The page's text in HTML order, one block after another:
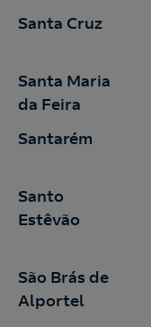
Santa Cruz
Santa Maria
da Feira
Santarém
Santo
Estêvão
São Brás de
Alportel